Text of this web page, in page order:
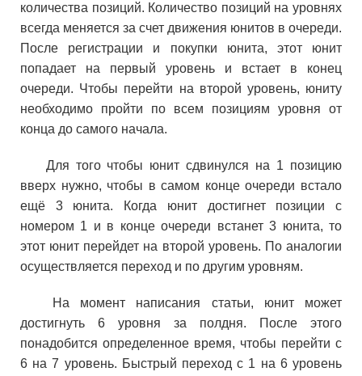
количества позиций. Количество позиций на уровнях
всегда меняется за счет движения юнитов в очереди.
После регистрации и покупки юнита, этот юнит
попадает на первый уровень и встает в конец
очереди. Чтобы перейти на второй уровень, юниту
необходимо пройти по всем позициям уровня от
конца до самого начала.
Для того чтобы юнит сдвинулся на 1 позицию
вверх нужно, чтобы в самом конце очереди встало
ещё 3 юнита. Когда юнит достигнет позиции с
номером 1 и в конце очереди встанет 3 юнита, то
этот юнит перейдет на второй уровень. По аналогии
осуществляется переход и по другим уровням.
На момент написания статьи, юнит может
достигнуть 6 уровня за полдня. После этого
понадобится определенное время, чтобы перейти с
6 на 7 уровень. Быстрый переход с 1 на 6 уровень